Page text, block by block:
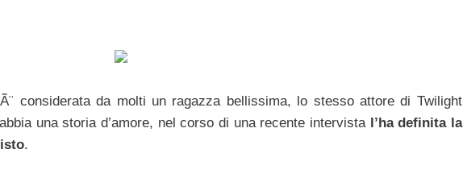
Ã¨ considerata da molti un ragazza bellissima, lo stesso attore di Twilight
una storia d’amore, nel corso di una recente intervista l’ha definita la
.